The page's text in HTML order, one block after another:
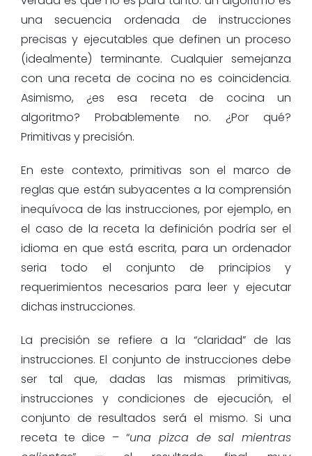
una secuencia ordenada de instrucciones
precisas y ejecutables que definen un proceso
(idealmente) terminante. Cualquier semejanza
con una receta de cocina no es coincidencia.
Asimismo, ¿es esa receta de cocina un
algoritmo? Probablemente no. ¿Por qué?
Primitivas y precisión.
En este contexto, primitivas son el marco de
reglas que están subyacentes a la comprensión
inequívoca de las instrucciones, por ejemplo, en
el caso de la receta la definición podría ser el
idioma en que está escrita, para un ordenador
seria todo el conjunto de principios y
requerimientos necesarios para leer y ejecutar
dichas instrucciones.
La precisión se refiere a la “claridad” de las
instrucciones. El conjunto de instrucciones debe
ser tal que, dadas las mismas primitivas,
instrucciones y condiciones de ejecución, el
conjunto de resultados será el mismo. Si una
receta te dice – “una pizca de sal mientras